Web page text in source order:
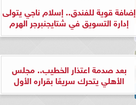
إضافة قوية للفندق.. إسلام ناجي يتولى
إدارة التسويق في شتايجنبرجر الهرم
بعد صدمة اعتذار الخطيب.. مجلس
الأهلي يتحرك سريعًا بقراره الأول